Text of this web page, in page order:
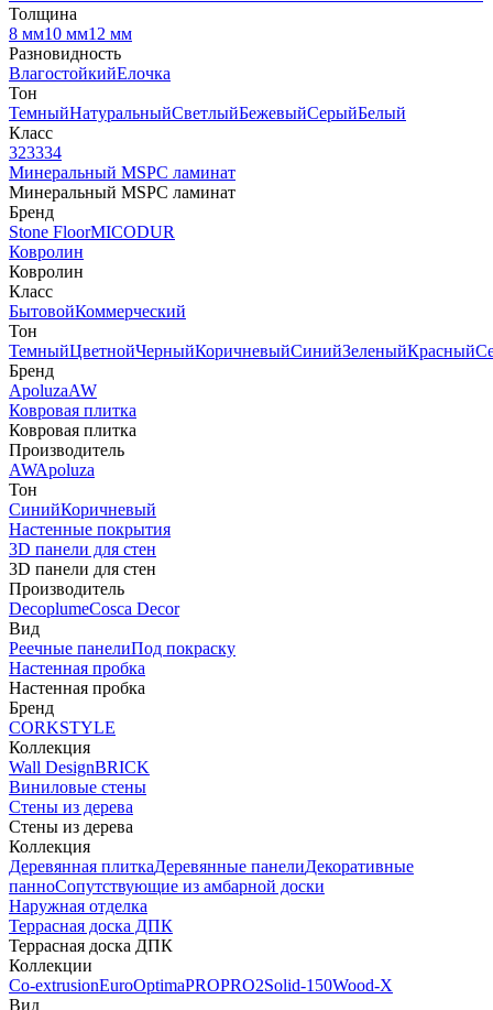
Толщина
8 мм10 мм12 мм
Разновидность
ВлагостойкийЕлочка
Тон
ТемныйНатуральныйСветлыйБежевыйСерыйБелый
Класс
323334
Минеральный MSPC ламинат
Минеральный MSPC ламинат
Бренд
Stone FloorMICODUR
Ковролин
Ковролин
Класс
БытовойКоммерческий
Тон
ТемныйЦветнойЧерныйКоричневыйСинийЗеленыйКрасный
Бренд
ApoluzaAW
Ковровая плитка
Ковровая плитка
Производитель
AWApoluza
Тон
СинийКоричневый
Настенные покрытия
3D панели для стен
3D панели для стен
Производитель
DecoplumeCosca Decor
Вид
Реечные панелиПод покраску
Настенная пробка
Настенная пробка
Бренд
CORKSTYLE
Коллекция
Wall DesignBRICK
Виниловые стены
Стены из дерева
Стены из дерева
Коллекция
Деревянная плиткаДеревянные панелиДекоративные
панноСопутствующие из амбарной доски
Наружная отделка
Террасная доска ДПК
Террасная доска ДПК
Коллекции
Co-extrusionEuroOptimaPROPRO2Solid-150Wood-X
Вид